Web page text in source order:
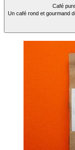
Un café rond et gourmand